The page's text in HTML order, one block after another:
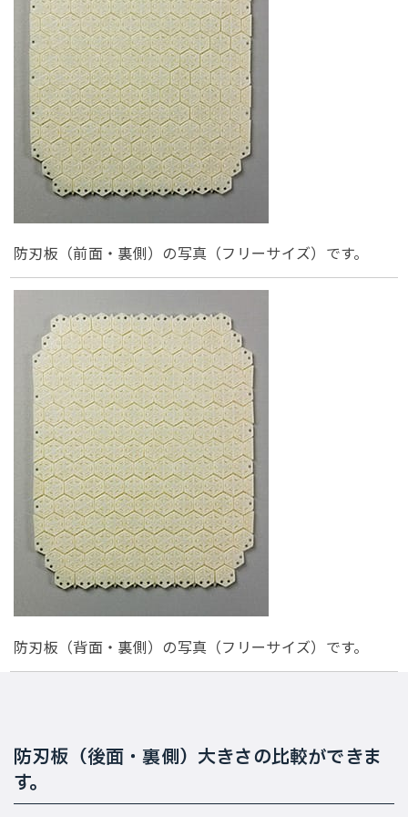
防刃板（前面・裏側）の写真（フリーサイズ）です。
防刃板（背面・裏側）の写真（フリーサイズ）です。
防刃板（後面・裏側）大きさの比較ができま
す。